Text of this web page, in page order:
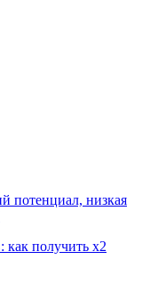
потенциал, низкая
как получить х2